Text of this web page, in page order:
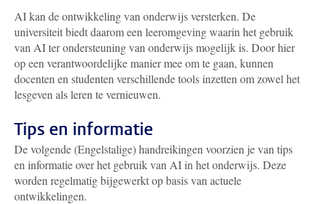
AI kan de ontwikkeling van onderwijs versterken. De
universiteit biedt daarom een leeromgeving waarin het gebruik
van AI ter ondersteuning van onderwijs mogelijk is. Door hier
op een verantwoordelijke manier mee om te gaan, kunnen
docenten en studenten verschillende tools inzetten om zowel het
lesgeven als leren te vernieuwen.
Tips en informatie
De volgende (Engelstalige) handreikingen voorzien je van tips
en informatie over het gebruik van AI in het onderwijs. Deze
worden regelmatig bijgewerkt op basis van actuele
ontwikkelingen.